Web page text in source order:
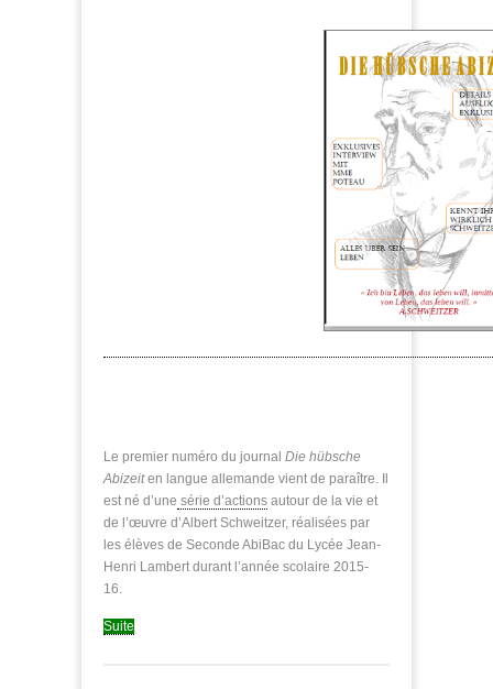
Le premier numéro du journal Die hübsche
Abizeiten langue allemande vient de paraître. Il
est né d’une série d’actions autour de la vie et
de l’œuvre d’Albert Schweitzer, réalisées par
les élèves de Seconde AbiBac du Lycée Jean-
Henri Lambert durant l’année scolaire 2015-
16.
Suite